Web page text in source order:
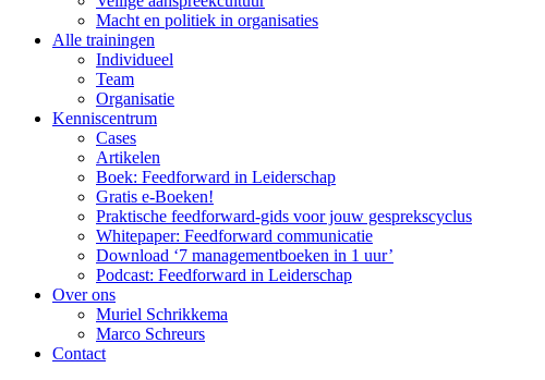
Macht en politiek in organisaties
Alle trainingen
Individueel
Team
Organisatie
Kenniscentrum
Cases
Artikelen
Boek: Feedforward in Leiderschap
Gratis e-Boeken!
Praktische feedforward-gids voor jouw gesprekscyclus
Whitepaper: Feedforward communicatie
Download ‘7 managementboeken in 1 uur’
Podcast: Feedforward in Leiderschap
Over ons
Muriel Schrikkema
Marco Schreurs
Contact